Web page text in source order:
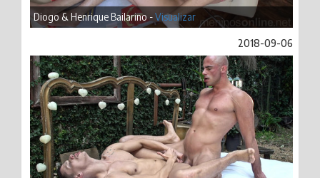
Diogo & Henrique Bailarino -Visualizar
2018-09-06